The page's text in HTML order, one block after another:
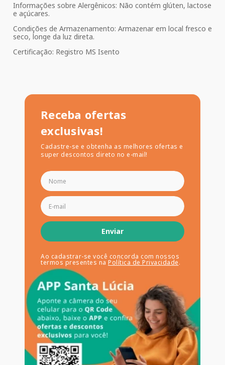
Informações sobre Alergênicos: Não contém glúten, lactose
e açúcares.
Condições de Armazenamento: Armazenar em local fresco e
seco, longe da luz direta.
Certificação: Registro MS Isento
Receba ofertas
exclusivas!
Cadastre-se e obtenha as melhores ofertas e
super descontos direto no e-mail!
Enviar
Ao cadastrar-se você concorda com nossos
termos presentes na Política de Privacidade.